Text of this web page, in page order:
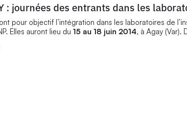
: journées des entrants dans les
pour objectif l’intégration dans les laboratoires de
Elles auront lieu du 15 au 18 juin 2014, à Agay (Var).